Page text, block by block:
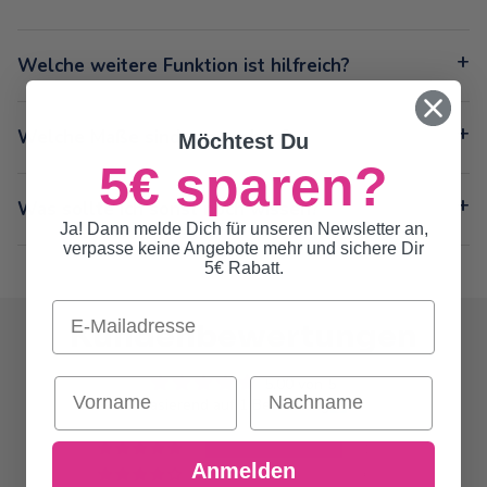
Welche weitere Funktion ist hilfreich?
Welche Maße sind angegeben?
Was sollte ich sonst noch wissen?
Kundenbewertungen
5.00 von 5
Basierend auf 1 Bewertung
Möchtest Du
5€ sparen?
Ja! Dann melde Dich für unseren Newsletter an,
verpasse keine Angebote mehr und sichere Dir
5€ Rabatt.
Email
Vorname Nachname
Anmelden